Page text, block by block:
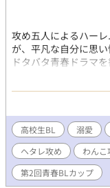
攻め五人によるハー
が、平凡な自分に思
ドタバタ青春ドラマ
ら幸いです。 【受
の離れた双子の弟が
瀬 稔（あませ みの
な努力家。 【わんこ
Vチューバー。昴の
（ささの こうしろう
と言って追いかけ回
とぐち けいと）サッ
MF。 【スパダリ攻
高校生BL 溺愛
ヘタレ攻め
わんこ
第2回青春BLカップ